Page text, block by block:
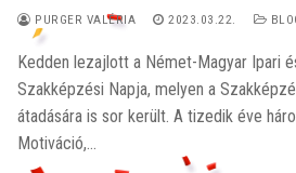
PURGER VALÉRIA 2023.03.22.
Kedden lezajlott a Német-Magyar Ipari
Szakképzési Napja, melyen a
átadására is sor került. A tizedik éve
Motiváció,…